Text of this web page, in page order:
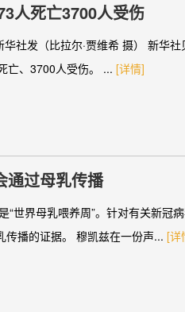
人死亡3700人受伤
社发（比拉尔·贾维希 摄） 新华
亡、3700人受伤。 ... [详情]
通过母乳传播
世界母乳喂养周”。针对有关新冠
播的证据。 穆凯兹在一份声... [详